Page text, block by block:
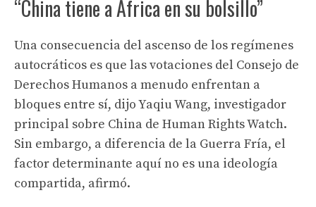
“China tiene a África en su bolsillo”
Una consecuencia del ascenso de los regímenes
autocráticos es que las votaciones del Consejo de
Derechos Humanos a menudo enfrentan a
bloques entre sí, dijo Yaqiu Wang, investigador
principal sobre China de Human Rights Watch.
Sin embargo, a diferencia de la Guerra Fría, el
factor determinante aquí no es una ideología
compartida, afirmó.